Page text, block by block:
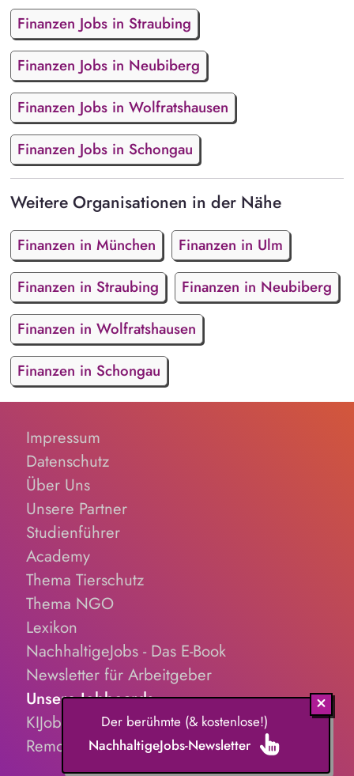
Finanzen Jobs in Straubing
Finanzen Jobs in Neubiberg
Finanzen Jobs in Wolfratshausen
Finanzen Jobs in Schongau
Weitere Organisationen in der Nähe
Finanzen in München
Finanzen in Ulm
Finanzen in Straubing
Finanzen in Neubiberg
Finanzen in Wolfratshausen
Finanzen in Schongau
Impressum
Datenschutz
Über Uns
Unsere Partner
Studienführer
Academy
Thema Tierschutz
Thema NGO
Lexikon
NachhaltigeJobs - Das E-Book
Newsletter für Arbeitgeber
Unsere Jobboards
KIJobs.de
RemoteJobs.de
Der berühmte (& kostenlose!)
NachhaltigeJobs-Newsletter